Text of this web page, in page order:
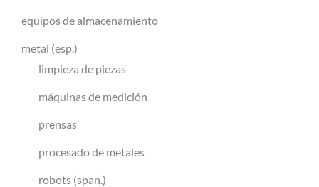
equipos de almacenamiento
metal (esp.)
limpieza de piezas
máquinas de medición
prensas
procesado de metales
robots (span.)